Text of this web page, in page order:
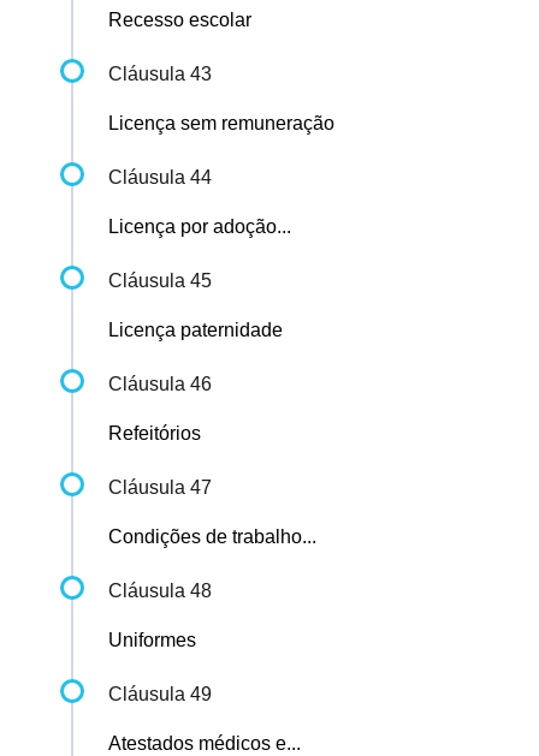
Recesso escolar
Cláusula 43
Licença sem remuneração
Cláusula 44
Licença por adoção...
Cláusula 45
Licença paternidade
Cláusula 46
Refeitórios
Cláusula 47
Condições de trabalho...
Cláusula 48
Uniformes
Cláusula 49
Atestados médicos e...